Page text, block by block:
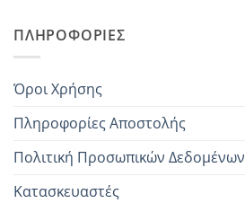
ΠΛΗΡΟΦΟΡΊΕΣ
Όροι Χρήσης
Πληροφορίες Αποστολής
Πολιτική Προσωπικών Δεδομένων
Κατασκευαστές